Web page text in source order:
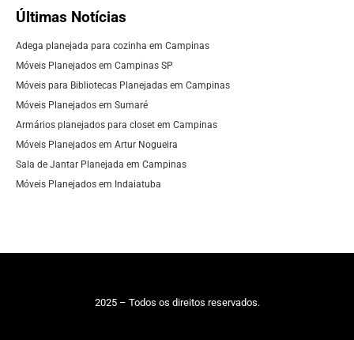
Últimas Notícias
Adega planejada para cozinha em Campinas
Móveis Planejados em Campinas SP
Móveis para Bibliotecas Planejadas em Campinas
Móveis Planejados em Sumaré
Armários planejados para closet em Campinas
Móveis Planejados em Artur Nogueira
Sala de Jantar Planejada em Campinas
Móveis Planejados em Indaiatuba
2025 – Todos os direitos reservados.